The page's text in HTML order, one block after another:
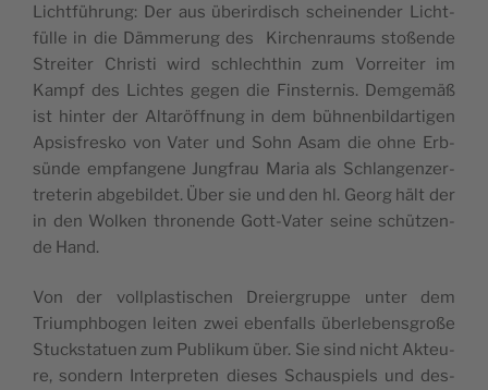
Licht­füh­rung: Der aus übe­rir­disch schei­nen­der Licht­
fü­lle in die Däm­me­rung des Kir­chen­raums stoßen­de
Strei­ter Chris­ti wird schlechthin zum Vorrei­ter im
Kampf des Lich­tes gegen die Fins­ter­nis. Dem­ge­mäß
ist hin­ter der Alta­röff­nung in dem büh­nen­bil­dar­ti­gen
Apsis­fres­ko von Vater und Sohn Asam die ohne Erb­
sün­de emp­fan­ge­ne Jung­frau Maria als Schlan­gen­zer­
tre­te­rin abge­bil­det. Über sie und den hl. Georg hält der
in den Wol­ken thro­nen­de Gott-Vater sei­ne schützen­
de Hand.
Von der voll­plas­tis­chen Dreier­grup­pe unter dem
Triumph­bo­gen lei­ten zwei eben­falls über­le­bens­große
Stucks­ta­tuen zum Publi­kum über. Sie sind nicht Akteu­
re, son­dern Inter­pre­ten die­ses Schaus­piels und des­